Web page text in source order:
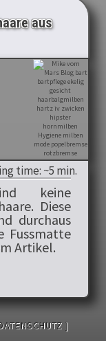
aus
time: ~5 min.
keine
Diese
durchaus
Fussmatte
Artikel.
]